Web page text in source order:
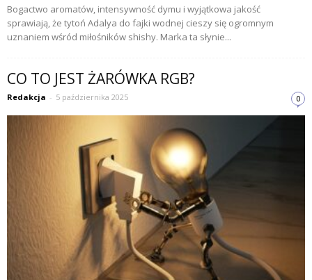
Bogactwo aromatów, intensywność dymu i wyjątkowa jakość
sprawiają, że tytoń Adalya do fajki wodnej cieszy się ogromnym
uznaniem wśród miłośników shishy. Marka ta słynie...
CO TO JEST ŻARÓWKA RGB?
Redakcja - 5 października 2025 0